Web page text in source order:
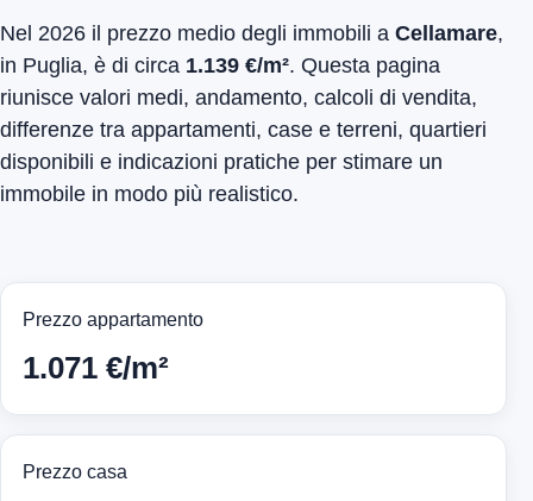
Nel 2026 il prezzo medio degli immobili a Cellamare,
in Puglia, è di circa 1.139 €/m². Questa pagina
riunisce valori medi, andamento, calcoli di vendita,
differenze tra appartamenti, case e terreni, quartieri
disponibili e indicazioni pratiche per stimare un
immobile in modo più realistico.
Prezzo appartamento
1.071 €/m²
Prezzo casa